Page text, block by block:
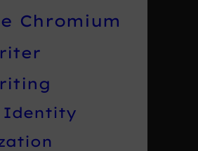
Chromium
Identity